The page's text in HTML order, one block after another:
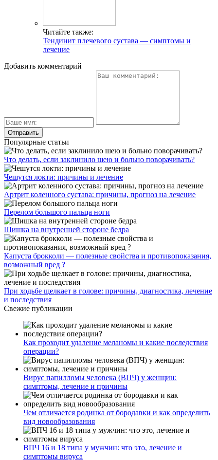
Читайте также:
Тендинит плечевого сустава — симптомы и
лечение
Добавить комментарий
Популярные статьи
Что делать, если заклинило шею и больно поворачивать?
Чешутся локти: причины и лечение
Артрит коленного сустава: причины, прогноз на лечение
Перелом большого пальца ноги
Шишка на внутренней стороне бедра
Капуста брокколи — полезные свойства и противопоказания,
возможный вред ?
При ходьбе щелкает в голове: причины, диагностика, лечение
и последствия
Свежие публикации
Как проходит удаление меланомы и какие последствия
операции?
Вирус папилломы человека (ВПЧ) у женщин:
симптомы, лечение и причины
Чем отличается родинка от бородавки и как определить
вид новообразования
ВПЧ 16 и 18 типа у мужчин: что это, лечение и
симптомы вируса